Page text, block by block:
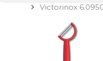
Victorinox